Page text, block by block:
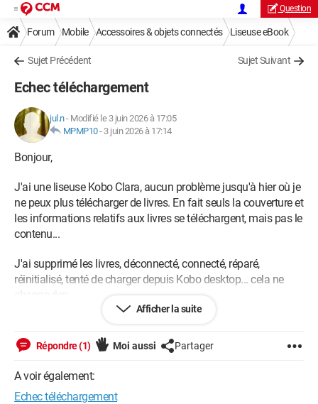
Question
Forum Mobile Accessoires & objets connectés Liseuse eBook
Sujet Précédent Sujet Suivant
Echec téléchargement
jul.n- Modifié le 3 juin 2026 à 17:05
MPMP10- 3 juin 2026 à 17:14
Bonjour,
J'ai une liseuse Kobo Clara, aucun problème jusqu'à hier où je
ne peux plus télécharger de livres. En fait seuls la couverture et
les informations relatifs aux livres se téléchargent, mais pas le
contenu...
J'ai supprimé les livres, déconnecté, connecté, réparé,
réinitialisé, tenté de charger depuis Kobo desktop... cela ne
change rien
Merci d'avance
Juliette
Afficher la suite
Répondre (1) Moi aussi Partager
A voir également:
Echec téléchargement